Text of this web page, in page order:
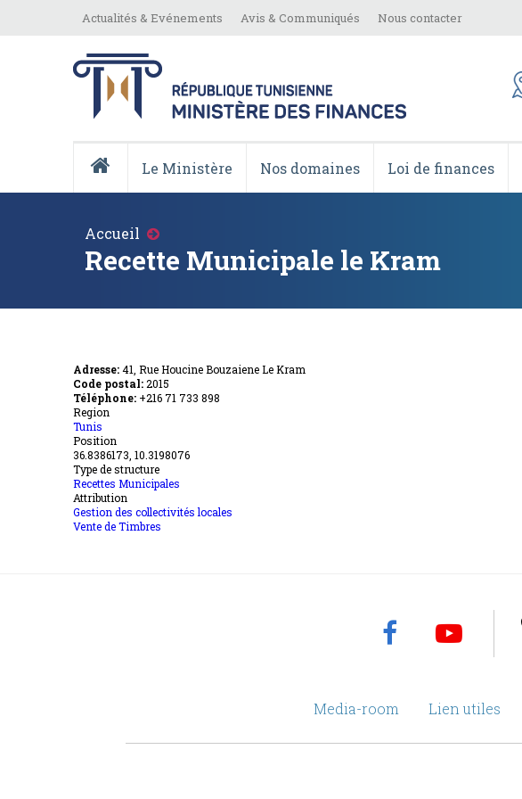
Menu
Actualités & Evénements Avis & Communiqués Nous contacter
Principale
Le Ministère Nos domaines Loi de finances
Fil
Accueil
Recette Municipale le Kram
Adresse:41, Rue Houcine Bouzaiene Le Kram
Code postal:2015
Téléphone: +216 71 733 898
Region
Tunis
Position
36.8386173, 10.3198076
Type de structure
Recettes Municipales
Attribution
Gestion des collectivités locales
Vente de Timbres
Media-room Lien utiles